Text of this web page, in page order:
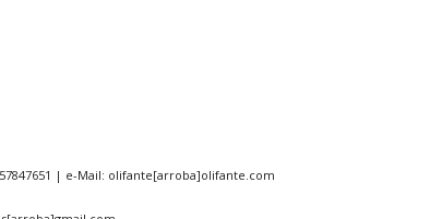
| e-Mail: olifante[arroba]olifante.com